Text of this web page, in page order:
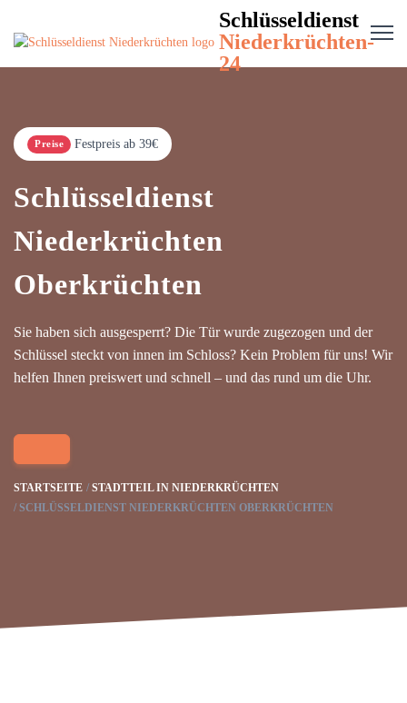
Schlüsseldienst
Niederkrüchten-
24
Preise Festpreis ab 39€
Schlüsseldienst
Niederkrüchten
Oberkrüchten
Sie haben sich ausgesperrt? Die Tür wurde zugezogen und der
Schlüssel steckt von innen im Schloss? Kein Problem für uns! Wir
helfen Ihnen preiswert und schnell – und das rund um die Uhr.
STARTSEITE
STADTTEIL IN NIEDERKRÜCHTEN
SCHLÜSSELDIENST NIEDERKRÜCHTEN OBERKRÜCHTEN